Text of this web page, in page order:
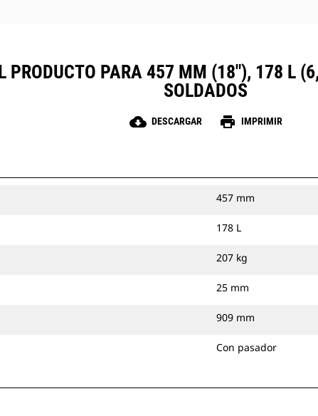
PRODUCTO PARA 457 MM (18"), 178 L
SOLDADOS
cloud_download DESCARGAR print IMPRIMIR
457 mm
178 L
207 kg
25 mm
909 mm
Con pasador